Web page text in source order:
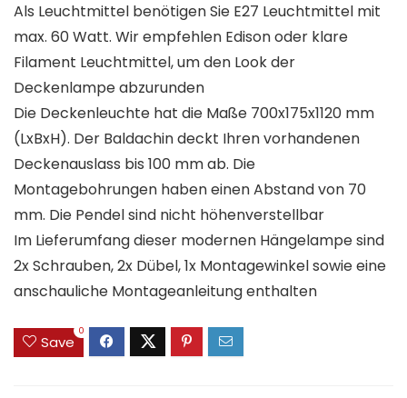
Als Leuchtmittel benötigen Sie E27 Leuchtmittel mit
max. 60 Watt. Wir empfehlen Edison oder klare
Filament Leuchtmittel, um den Look der
Deckenlampe abzurunden
Die Deckenleuchte hat die Maße 700x175x1120 mm
(LxBxH). Der Baldachin deckt Ihren vorhandenen
Deckenauslass bis 100 mm ab. Die
Montagebohrungen haben einen Abstand von 70
mm. Die Pendel sind nicht höhenverstellbar
Im Lieferumfang dieser modernen Hängelampe sind
2x Schrauben, 2x Dübel, 1x Montagewinkel sowie eine
anschauliche Montageanleitung enthalten
Save
0